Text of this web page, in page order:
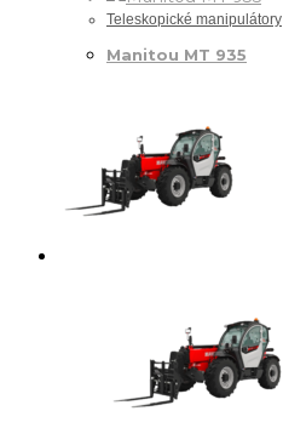
Teleskopické manipulátory
Manitou MT 935